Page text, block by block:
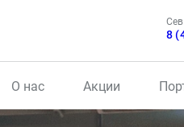
8
О нас Акции